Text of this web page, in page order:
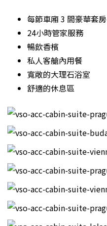
每節車廂 3 間豪華套房
24小時管家服務
暢飲香檳
私人客艙內用餐
寬敞的大理石浴室
舒適的休息區